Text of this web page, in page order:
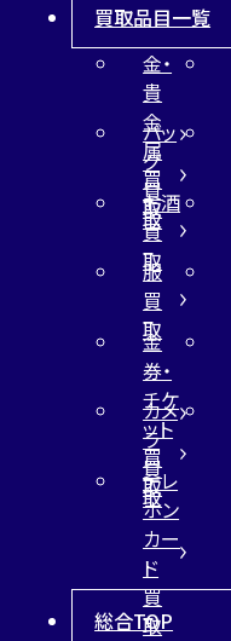
買取品目一覧
金・
貴
金
属
買
取
バッ
グ
買
取
お酒
買
取
服
買
取
金
券・
チケ
ット
買
取
カメ
ラ
買
取
テレ
ホン
カー
ド
買
取
総合TOP